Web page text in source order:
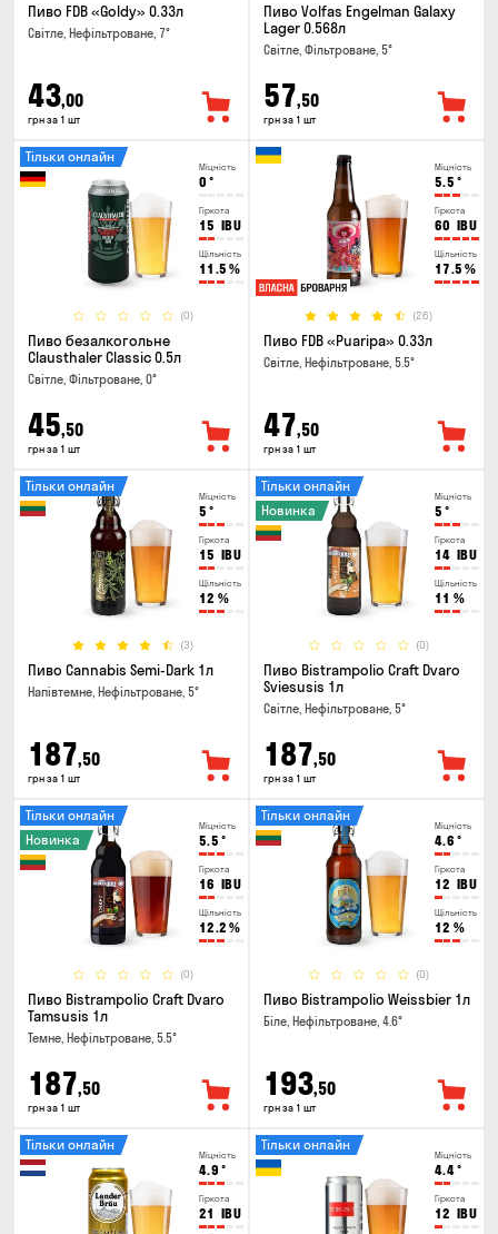
Пиво FDB «Goldy» 0.33л
Світле, Нефільтроване, 7°
43,00
грн за 1 шт
Пиво Volfas Engelman Galaxy
Lager 0.568л
Світле, Фільтроване, 5°
57,50
грн за 1 шт
Міцність
0 °
Гіркота
15 IBU
Щільність
11.5 %
(0)
Тільки онлайн
Пиво безалкогольне
Clausthaler Classic 0.5л
Світле, Фільтроване, 0°
45,50
грн за 1 шт
Міцність
5.5 °
Гіркота
60 IBU
Щільність
17.5 %
(26)
Пиво FDB «Puaripa» 0.33л
Світле, Нефільтроване, 5.5°
47,50
грн за 1 шт
Міцність
5 °
Гіркота
15 IBU
Щільність
12 %
(3)
Тільки онлайн
Пиво Cannabis Semi-Dark 1л
Напівтемне, Нефільтроване, 5°
187,50
грн за 1 шт
Міцність
5 °
Гіркота
14 IBU
Щільність
11 %
(0)
Тільки онлайн
Новинка
Пиво Bistrampolio Craft Dvaro
Sviesusis 1л
Світле, Нефільтроване, 5°
187,50
грн за 1 шт
Міцність
5.5 °
Гіркота
16 IBU
Щільність
12.2 %
(0)
Тільки онлайн
Новинка
Пиво Bistrampolio Craft Dvaro
Tamsusis 1л
Темне, Нефільтроване, 5.5°
187,50
грн за 1 шт
Міцність
4.6 °
Гіркота
12 IBU
Щільність
12 %
(0)
Тільки онлайн
Пиво Bistrampolio Weissbier 1л
Біле, Нефільтроване, 4.6°
193,50
грн за 1 шт
Міцність
4.9 °
Гіркота
21 IBU
Тільки онлайн
Міцність
4.4°
Гіркота
12 IBU
Тільки онлайн